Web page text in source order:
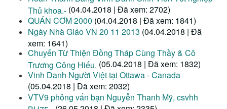
Thủ khoa.- (04.04.2018 | Đã xem: 2702)
QUÁN CƠM 2000 (04.04.2018 | Đã xem: 1841)
Ngày Nhà Giáo VN 20 11 2013 (04.04.2018 | Đã
xem: 1641)
Chuyến Từ Thiện Đồng Tháp Cùng Thầy & Cô
Trương Công Hiếu. (05.04.2018 | Đã xem: 1832)
Vinh Danh Người Việt tại Ottawa - Canada
(05.04.2018 | Đã xem: 2032)
VTV9 phỏng vấn bạn Nguyễn Thanh Mỹ, csvhh